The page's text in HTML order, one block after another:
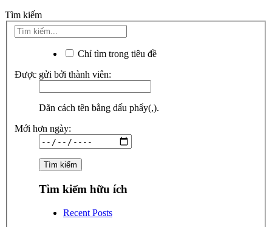
Tìm kiếm
Chỉ tìm trong tiêu đề
Được gửi bởi thành viên:
Dãn cách tên bằng dấu phẩy(,).
Mới hơn ngày:
Tìm kiếm hữu ích
Recent Posts